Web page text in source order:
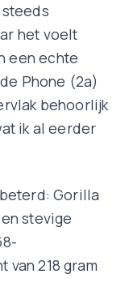
het voelt
een echte
Phone (2a)
behoorlijk
ik al eerder
Gorilla
stevige
218 gram